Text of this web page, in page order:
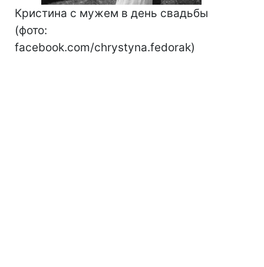
Кристина с мужем в день свадьбы
(фото:
facebook.com/chrystyna.fedorak)